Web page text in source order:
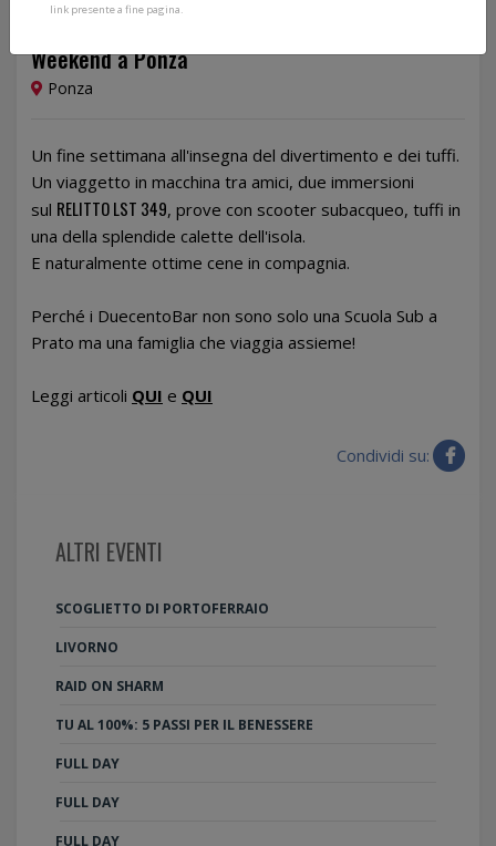
Weekend a Ponza
Ponza
Un fine settimana all'insegna del divertimento e dei tuffi.
Un viaggetto in macchina tra amici, due immersioni
sul RELITTO LST 349, prove con scooter subacqueo, tuffi in
una della splendide calette dell'isola.
E naturalmente ottime cene in compagnia.
Perché i DuecentoBar non sono solo una Scuola Sub a
Prato ma una famiglia che viaggia assieme!
Leggi articoli QUI e QUI
Condividi su:
ALTRI EVENTI
SCOGLIETTO DI PORTOFERRAIO
LIVORNO
RAID ON SHARM
TU AL 100%: 5 PASSI PER IL BENESSERE
FULL DAY
FULL DAY
FULL DAY
link presente a fine pagina.